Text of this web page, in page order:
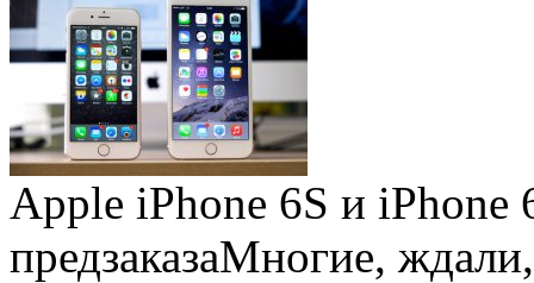
Apple iPhone 6S и iPhone
предзаказаМногие, ждали,